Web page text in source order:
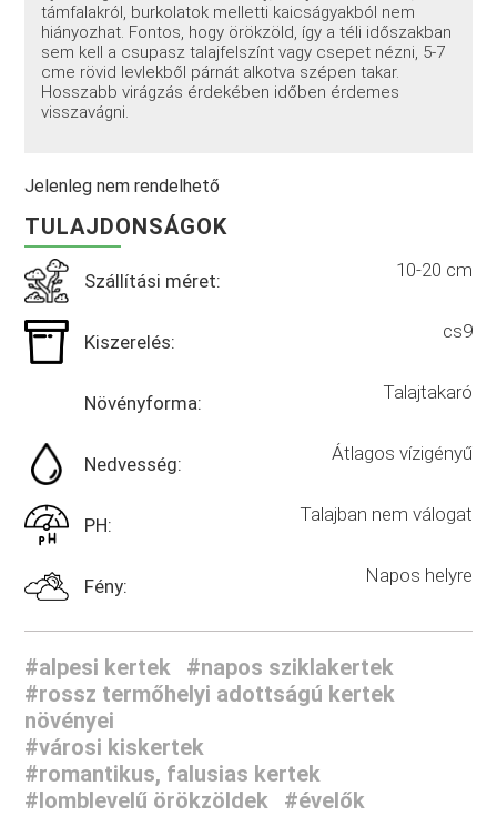
támfalakról, burkolatok melletti kaicságyakból nem
hiányozhat. Fontos, hogy örökzöld, így a téli időszakban
sem kell a csupasz talajfelszínt vagy csepet nézni, 5-7
cme rövid levlekből párnát alkotva szépen takar.
Hosszabb virágzás érdekében időben érdemes
visszavágni.
Jelenleg nem rendelhető
TULAJDONSÁGOK
Szállítási méret: 10-20 cm
Kiszerelés: cs9
Növényforma: Talajtakaró
Nedvesség: Átlagos vízigényű
PH: Talajban nem válogat
Fény: Napos helyre
#alpesi kertek
#napos sziklakertek
#rossz termőhelyi adottságú kertek
növényei
#városi kiskertek
#romantikus, falusias kertek
#lomblevelű örökzöldek
#évelők